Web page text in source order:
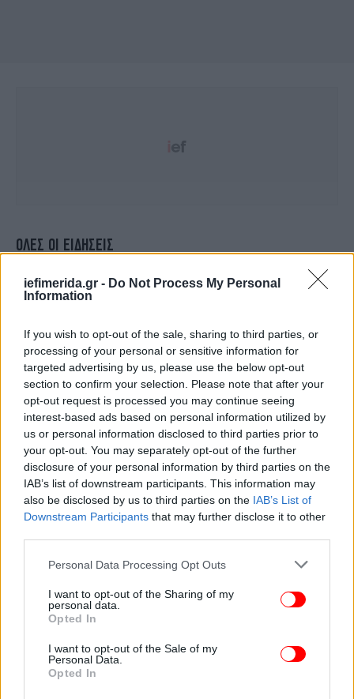
iefimerida.gr - Do Not Process My Personal
Information
If you wish to opt-out of the sale, sharing to third parties, or
processing of your personal or sensitive information for
targeted advertising by us, please use the below opt-out
section to confirm your selection. Please note that after your
opt-out request is processed you may continue seeing
interest-based ads based on personal information utilized by
us or personal information disclosed to third parties prior to
your opt-out. You may separately opt-out of the further
disclosure of your personal information by third parties on the
IAB’s list of downstream participants. This information may
also be disclosed by us to third parties on the IAB’s List of
Downstream Participants that may further disclose it to other
Please note that this website/app uses one or more Google
not limited to your visit or usage behaviour. You may click to
grant or deny consent to Google and its third-party tags to
use your data for below specified purposes in below Google
consent section.
Personal Data Processing Opt Outs
I want to opt-out of the Sharing of my
personal data.
Opted In
I want to opt-out of the Sale of my
Personal Data.
Opted In
ΟΛΕΣ ΟΙ ΕΙΔΗΣΕΙΣ
-Αδιανόητες ύβρεις εφέτη, υπέρμετρες καθυστερήσεις
-Θα ονομάζεται «Κόσμος», θα ανήκει στους «Πράσινους»
Η ατάκα Πούτιν που πάγωσε τον Κάρλσον: «Ήθελες να
μπεις στη CIA, ευτυχώς σε απέρριψαν, είναι σοβαρός
οργανισμός»